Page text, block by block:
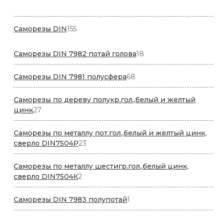
Саморезы DIN155155
Саморезы DIN 7982 потай голова18
товаров
Саморезы DIN 7981 полусфера68
товаров
Саморезы по дереву полукр.гол.,белый и желтый
цинк27
товаров
Саморезы по металлу пот.гол.,белый и желтый цинк,
сверло DIN7504P23
товара
Саморезы по металлу шестигр.гол.,белый цинк,
сверло DIN7504К2
товара
Саморезы DIN 7983 полупотай1
товар